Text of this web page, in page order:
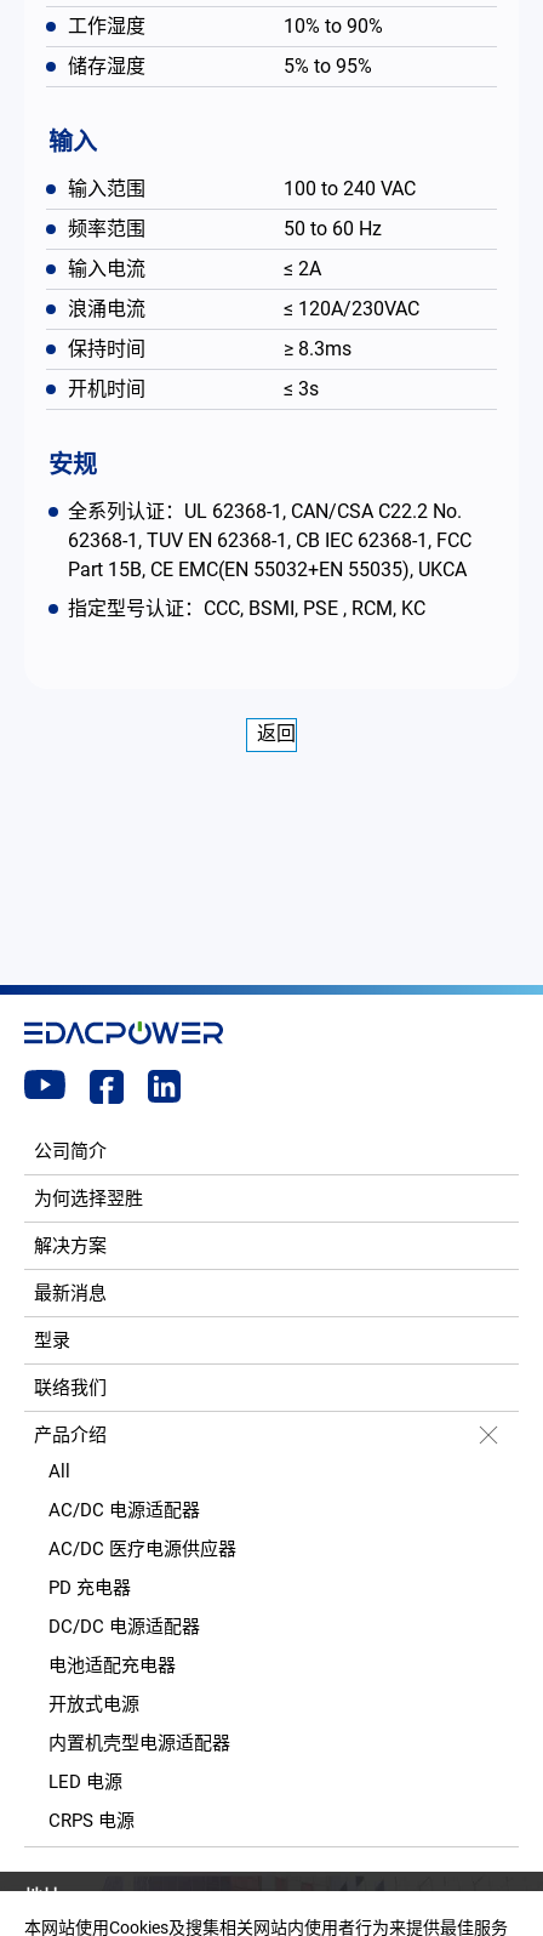
工作湿度
10% to 90%
储存湿度
5% to 95%
输入
输入范围
100 to 240 VAC
频率范围
50 to 60 Hz
输入电流
≤ 2A
浪涌电流
≤ 120A/230VAC
保持时间
≥ 8.3ms
开机时间
≤ 3s
安规
全系列认证：UL 62368-1, CAN/CSA C22.2 No.
62368-1, TUV EN 62368-1, CB IEC 62368-1, FCC
Part 15B, CE EMC(EN 55032+EN 55035), UKCA
指定型号认证：CCC, BSMI, PSE , RCM, KC
返回
公司简介
为何选择翌胜
解决方案
最新消息
型录
联络我们
产品介绍
All
AC/DC 电源适配器
AC/DC 医疗电源供应器
PD 充电器
DC/DC 电源适配器
电池适配充电器
开放式电源
内置机壳型电源适配器
LED 电源
CRPS 电源
地址
台湾新北市中和区建一路150号11楼之2(E栋)
本网站使用Cookies及搜集相关网站内使用者行为来提供最佳服务